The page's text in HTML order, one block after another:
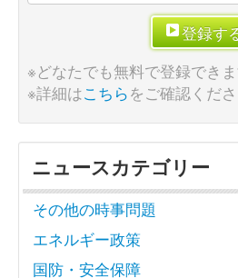
登録す
※どなたでも無料で登録でき
※詳細はこちらをご確認くだ
ニュースカテゴリー
その他の時事問題
エネルギー政策
国防・安全保障